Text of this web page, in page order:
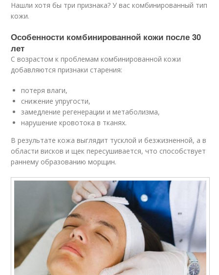
Нашли хотя бы три признака? У вас комбинированный тип
кожи.
Особенности комбинированной кожи после 30
лет
С возрастом к проблемам комбинированной кожи
добавляются признаки старения:
потеря влаги,
снижение упругости,
замедление регенерации и метаболизма,
нарушение кровотока в тканях.
В результате кожа выглядит тусклой и безжизненной, а в
области висков и щек пересушивается, что способствует
раннему образованию морщин.